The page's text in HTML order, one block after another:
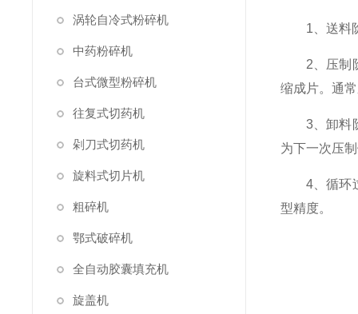
涡轮自冷式粉碎机
中药粉碎机
台式微型粉碎机
往复式切药机
剁刀式切药机
旋料式切片机
粗碎机
鄂式破碎机
全自动胶囊填充机
旋盖机
1、送料阶
2、压制阶
缩成片。通
3、卸料阶
为下一次压
4、循环过
型精度。